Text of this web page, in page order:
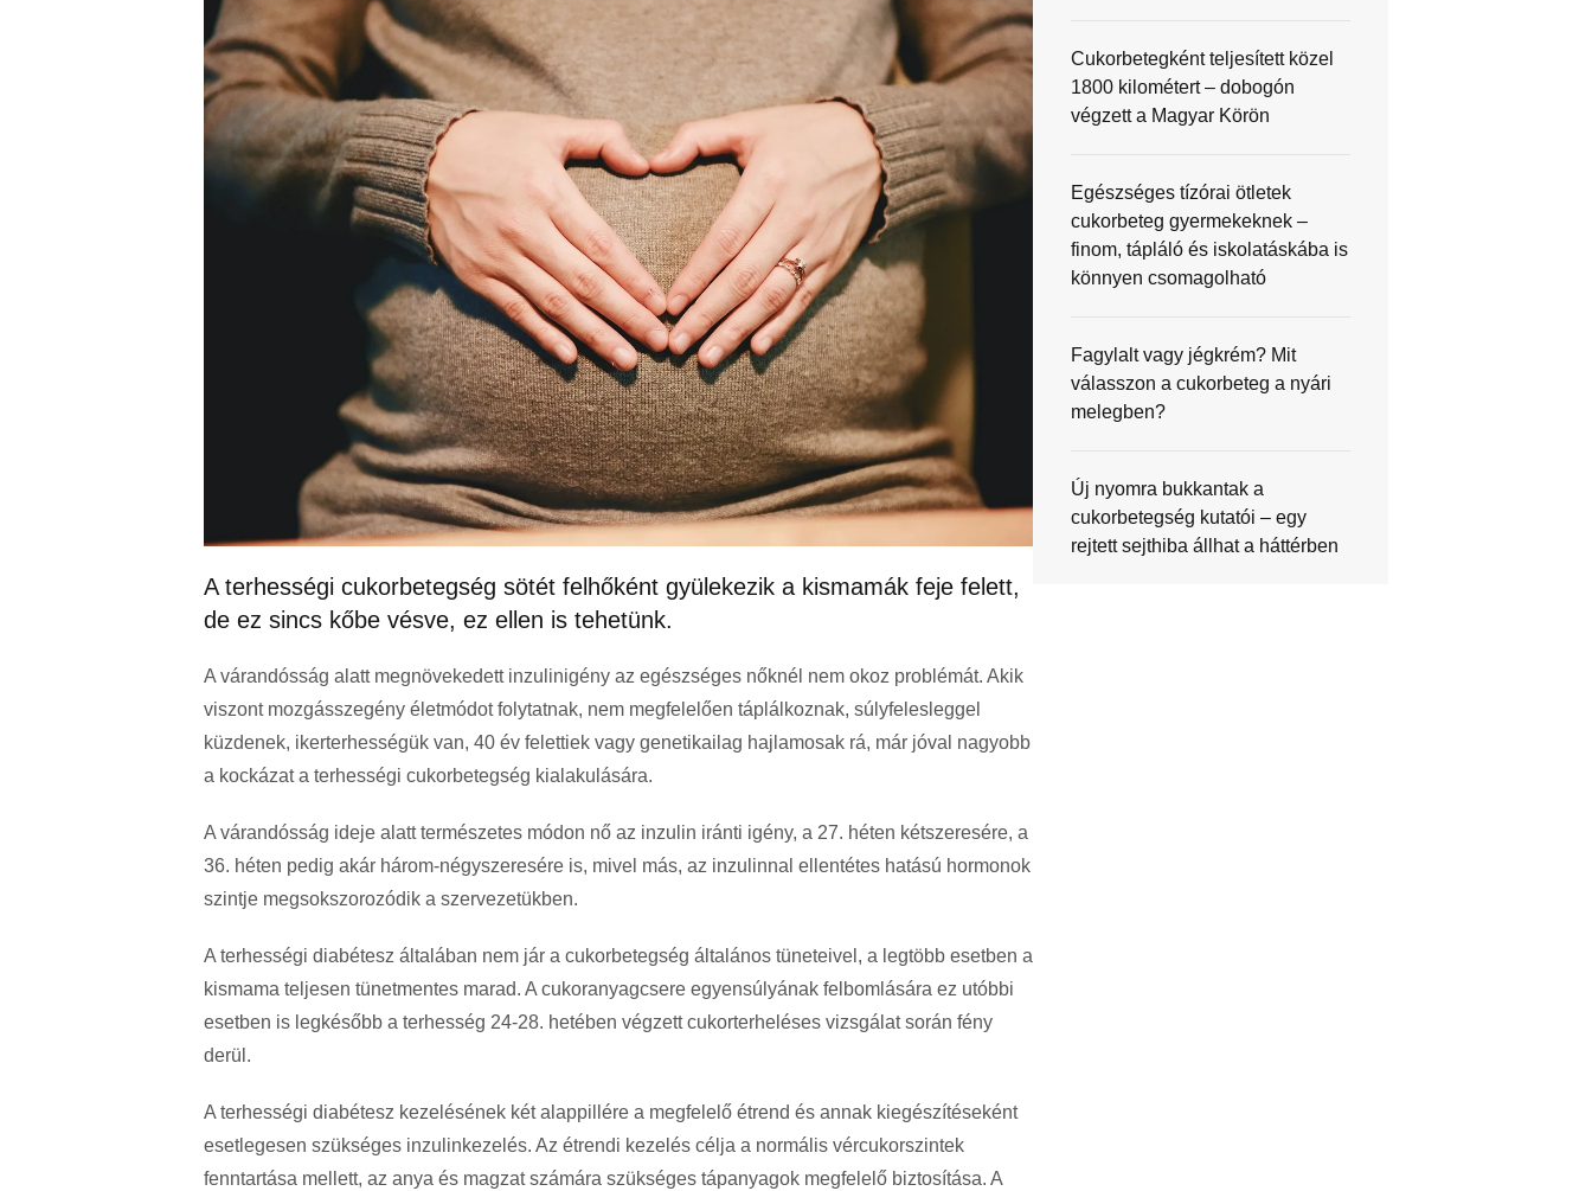
A terhességi cukorbetegség sötét felhőként gyülekezik a kismamák feje felett,
de ez sincs kőbe vésve, ez ellen is tehetünk.
A várandósság alatt megnövekedett inzulinigény az egészséges nőknél nem okoz problémát. Akik
viszont mozgásszegény életmódot folytatnak, nem megfelelően táplálkoznak, súlyfelesleggel
küzdenek, ikerterhességük van, 40 év felettiek vagy genetikailag hajlamosak rá, már jóval nagyobb
a kockázat a terhességi cukorbetegség kialakulására.
A várandósság ideje alatt természetes módon nő az inzulin iránti igény, a 27. héten kétszeresére, a
36. héten pedig akár három-négyszeresére is, mivel más, az inzulinnal ellentétes hatású hormonok
szintje megsokszorozódik a szervezetükben.
A terhességi diabétesz általában nem jár a cukorbetegség általános tüneteivel, a legtöbb esetben a
kismama teljesen tünetmentes marad. A cukoranyagcsere egyensúlyának felbomlására ez utóbbi
esetben is legkésőbb a terhesség 24-28. hetében végzett cukorterheléses vizsgálat során fény
derül.
A terhességi diabétesz kezelésének két alappillére a megfelelő étrend és annak kiegészítéseként
esetlegesen szükséges inzulinkezelés. Az étrendi kezelés célja a normális vércukorszintek
fenntartása mellett, az anya és magzat számára szükséges tápanyagok megfelelő biztosítása. A
Cukorbetegként teljesített közel
1800 kilométert – dobogón
végzett a Magyar Körön
Egészséges tízórai ötletek
cukorbeteg gyermekeknek –
finom, tápláló és iskolatáskába is
könnyen csomagolható
Fagylalt vagy jégkrém? Mit
válasszon a cukorbeteg a nyári
melegben?
Új nyomra bukkantak a
cukorbetegség kutatói – egy
rejtett sejthiba állhat a háttérben